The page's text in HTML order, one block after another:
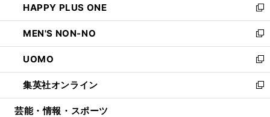
く
で
開
く
ド
ウ
で
開
く
ィ
ン
ド
ウ
で
開
く
い
ウ
ィ
ン
ド
ウ
で
開
HAPPY PLUS ONE
新
し
い
ウ
ィ
ン
ド
ウ
MEN'S NON-NO
新
し
い
ウ
ィ
ン
UOMO
新
し
い
ウ
集英社オンライン
新
し
芸能・情報・スポーツ